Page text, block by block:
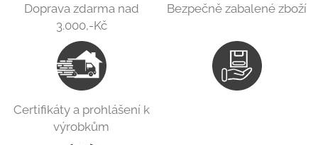
Doprava zdarma nad
3.000,-Kč
Bezpečně zabalené zboží
Certifikáty a prohlášení k
výrobkům